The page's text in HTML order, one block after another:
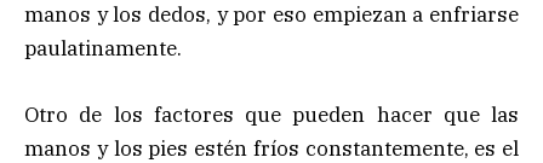
manos y los dedos, y por eso empiezan a enfriarse
paulatinamente.
Otro de los factores que pueden hacer que las
manos y los pies estén fríos constantemente, es el